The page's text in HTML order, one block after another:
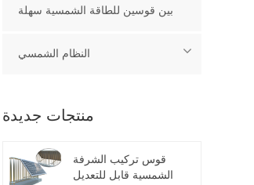
بين قوسين للطاقة الشمسية سهلة
النظام الشمسي
منتجات جديدة
قوس تركيب الشرفة
الشمسية قابل للتعديل